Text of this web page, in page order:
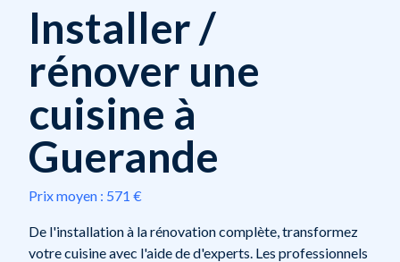
Installer /
rénover une
cuisine à
Guerande
Prix moyen : 571 €
De l'installation à la rénovation complète, transformez
votre cuisine avec l'aide de d'experts. Les professionnels